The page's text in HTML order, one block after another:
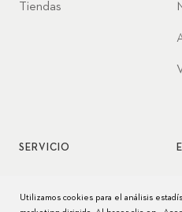
Tiendas
SERVICIO
Utilizamos cookies para el análisis